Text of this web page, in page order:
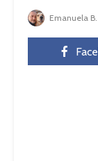
Emanuela B.